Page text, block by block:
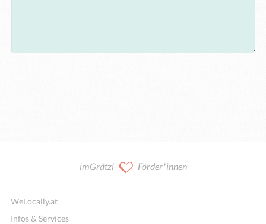
imGrätzl Förder*innen
WeLocally.at
Infos & Services